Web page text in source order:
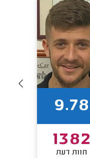
9.78
1382
חוות דעת